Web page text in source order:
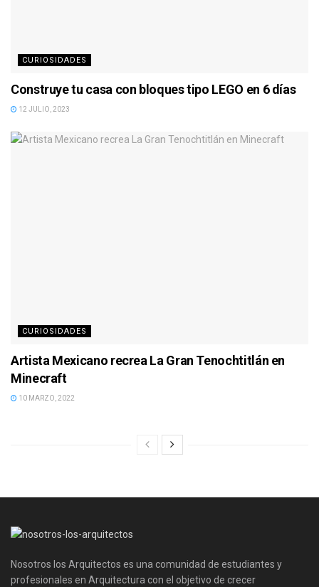
CURIOSIDADES
Construye tu casa con bloques tipo LEGO en 6 días
12 JULIO, 2023
CURIOSIDADES
Artista Mexicano recrea La Gran Tenochtitlán en
Minecraft
10 MARZO, 2022
Nosotros los Arquitectos es una comunidad de estudiantes y
profesionales en Arquitectura con el objetivo de crecer